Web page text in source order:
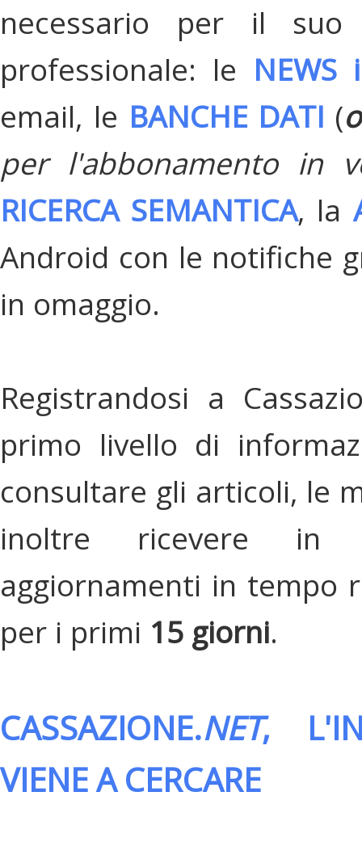
necessario per il suo
professionale: le
email, le BANCHE DATI (
per l'abbonamento in
RICERCA SEMANTICA, la
Android con le notifiche
in omaggio.
Registrandosi a
primo livello di
consultare gli articoli, le
inoltre ricevere in
aggiornamenti in tempo
per i primi 15 giorni.
CASSAZIONE.NET,
VIENE A CERCARE